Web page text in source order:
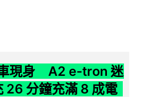
現身 A2 e-tron 迷
分鐘充滿 8 成電